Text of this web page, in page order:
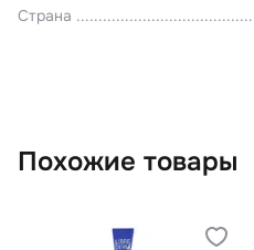
Страна
Похожие товары